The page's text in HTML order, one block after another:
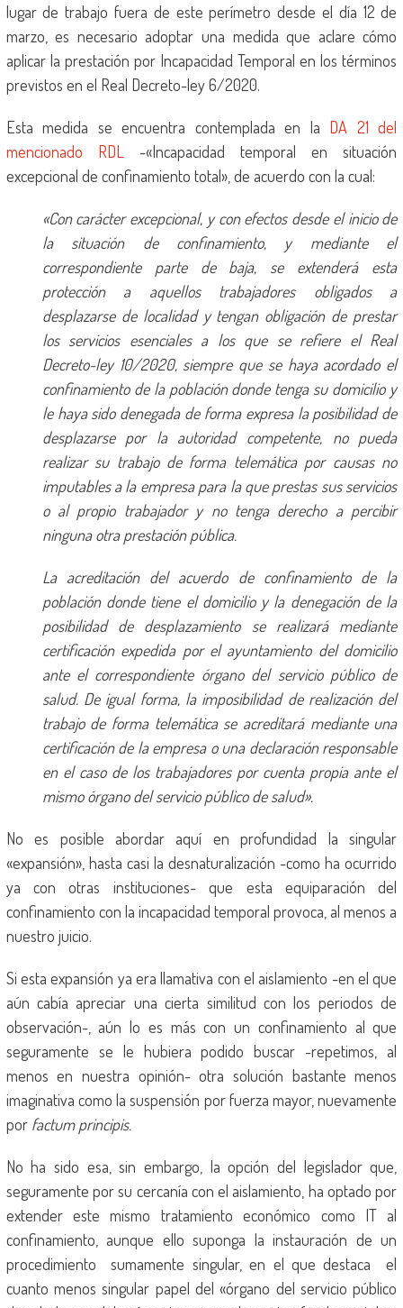
lugar de trabajo fuera de este perímetro desde el día 12 de
marzo, es necesario adoptar una medida que aclare cómo
aplicar la prestación por Incapacidad Temporal en los términos
previstos en el Real Decreto-ley 6/2020.
Esta medida se encuentra contemplada en la DA 21 del
mencionado RDL -«Incapacidad temporal en situación
excepcional de confinamiento total», de acuerdo con la cual:
«Con carácter excepcional, y con efectos desde el inicio de
la situación de confinamiento, y mediante el
correspondiente parte de baja, se extenderá esta
protección a aquellos trabajadores obligados a
desplazarse de localidad y tengan obligación de prestar
los servicios esenciales a los que se refiere el Real
Decreto-ley 10/2020, siempre que se haya acordado el
confinamiento de la población donde tenga su domicilio y
le haya sido denegada de forma expresa la posibilidad de
desplazarse por la autoridad competente, no pueda
realizar su trabajo de forma telemática por causas no
imputables a la empresa para la que prestas sus servicios
o al propio trabajador y no tenga derecho a percibir
ninguna otra prestación pública.
La acreditación del acuerdo de confinamiento de la
población donde tiene el domicilio y la denegación de la
posibilidad de desplazamiento se realizará mediante
certificación expedida por el ayuntamiento del domicilio
ante el correspondiente órgano del servicio público de
salud. De igual forma, la imposibilidad de realización del
trabajo de forma telemática se acreditará mediante una
certificación de la empresa o una declaración responsable
en el caso de los trabajadores por cuenta propia ante el
mismo órgano del servicio público de salud».
No es posible abordar aquí en profundidad la singular
«expansión», hasta casi la desnaturalización -como ha ocurrido
ya con otras instituciones- que esta equiparación del
confinamiento con la incapacidad temporal provoca, al menos a
nuestro juicio.
Si esta expansión ya era llamativa con el aislamiento -en el que
aún cabía apreciar una cierta similitud con los periodos de
observación-, aún lo es más con un confinamiento al que
seguramente se le hubiera podido buscar -repetimos, al
menos en nuestra opinión- otra solución bastante menos
imaginativa como la suspensión por fuerza mayor, nuevamente
por factum principis.
No ha sido esa, sin embargo, la opción del legislador que,
seguramente por su cercanía con el aislamiento, ha optado por
extender este mismo tratamiento económico como IT al
confinamiento, aunque ello suponga la instauración de un
procedimiento sumamente singular, en el que destaca el
cuanto menos singular papel del «órgano del servicio público